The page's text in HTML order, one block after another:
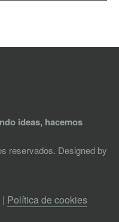
ideas, hacemos
reservados. Designed by
| Política de cookies